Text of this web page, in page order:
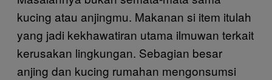
kucing atau anjingmu. Makanan si item itulah
yang jadi kekhawatiran utama ilmuwan terkait
kerusakan lingkungan. Sebagian besar
anjing dan kucing rumahan mengonsumsi